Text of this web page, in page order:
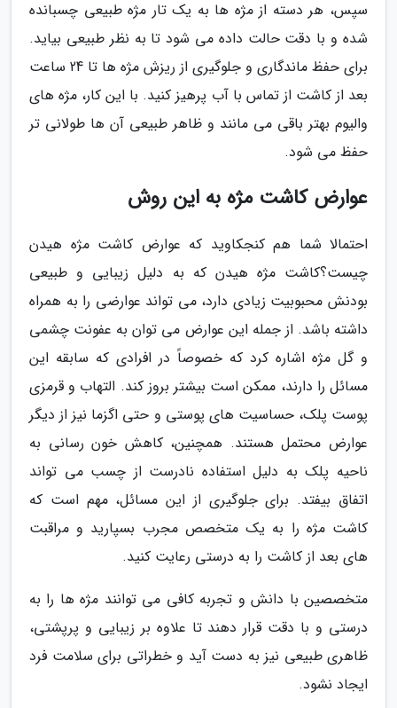
سپس، هر دسته از مژه ها به یک تار مژه طبیعی چسبانده
شده و با دقت حالت داده می شود تا به نظر طبیعی بیاید.
برای حفظ ماندگاری و جلوگیری از ریزش مژه ها تا 24 ساعت
بعد از کاشت از تماس با آب پرهیز کنید. با این کار، مژه های
والیوم بهتر باقی می مانند و ظاهر طبیعی آن ها طولانی تر
حفظ می شود.
عوارض کاشت مژه به این روش
احتمالا شما هم کنجکاوید که عوارض کاشت مژه هیدن
چیست؟کاشت مژه هیدن که به دلیل زیبایی و طبیعی
بودنش محبوبیت زیادی دارد، می تواند عوارضی را به همراه
داشته باشد. از جمله این عوارض می توان به عفونت چشمی
و گل مژه اشاره کرد که خصوصاً در افرادی که سابقه این
مسائل را دارند، ممکن است بیشتر بروز کند. التهاب و قرمزی
پوست پلک، حساسیت های پوستی و حتی اگزما نیز از دیگر
عوارض محتمل هستند. همچنین، کاهش خون رسانی به
ناحیه پلک به دلیل استفاده نادرست از چسب می تواند
اتفاق بیفتد. برای جلوگیری از این مسائل، مهم است که
کاشت مژه را به یک متخصص مجرب بسپارید و مراقبت
های بعد از کاشت را به درستی رعایت کنید.
متخصصین با دانش و تجربه کافی می توانند مژه ها را به
درستی و با دقت قرار دهند تا علاوه بر زیبایی و پرپشتی،
ظاهری طبیعی نیز به دست آید و خطراتی برای سلامت فرد
ایجاد نشود.